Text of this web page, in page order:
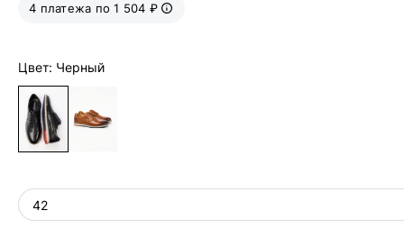
4 платежа по 1 504 ₽
Цвет: Черный
42